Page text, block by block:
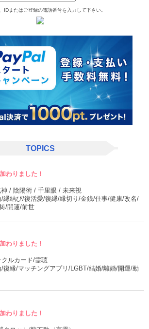
IDまたはご登録の電話番号を入力して下さい。
TOPICS
わりました！
神 / 陰陽術 / 千里眼 / 未来視
/縁結び/復活愛/復縁/縁切り/金銭/仕事/健康/改名/
/開運/前世
わりました！
クルカード/霊聴
/復縁/マッチングアプリ/LGBT/結婚/離婚/開運/動
わりました！